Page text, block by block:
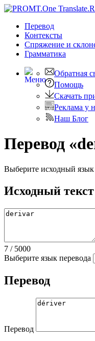
Перевод
Контексты
Спряжение и
Грамматика
Обратная
Помощь
Скачать
Реклама у
Наш Блог
Перевод
Выберите исходный язык
Исходный текст
7 / 5000
Выберите язык перевода
Перевод
Перевод